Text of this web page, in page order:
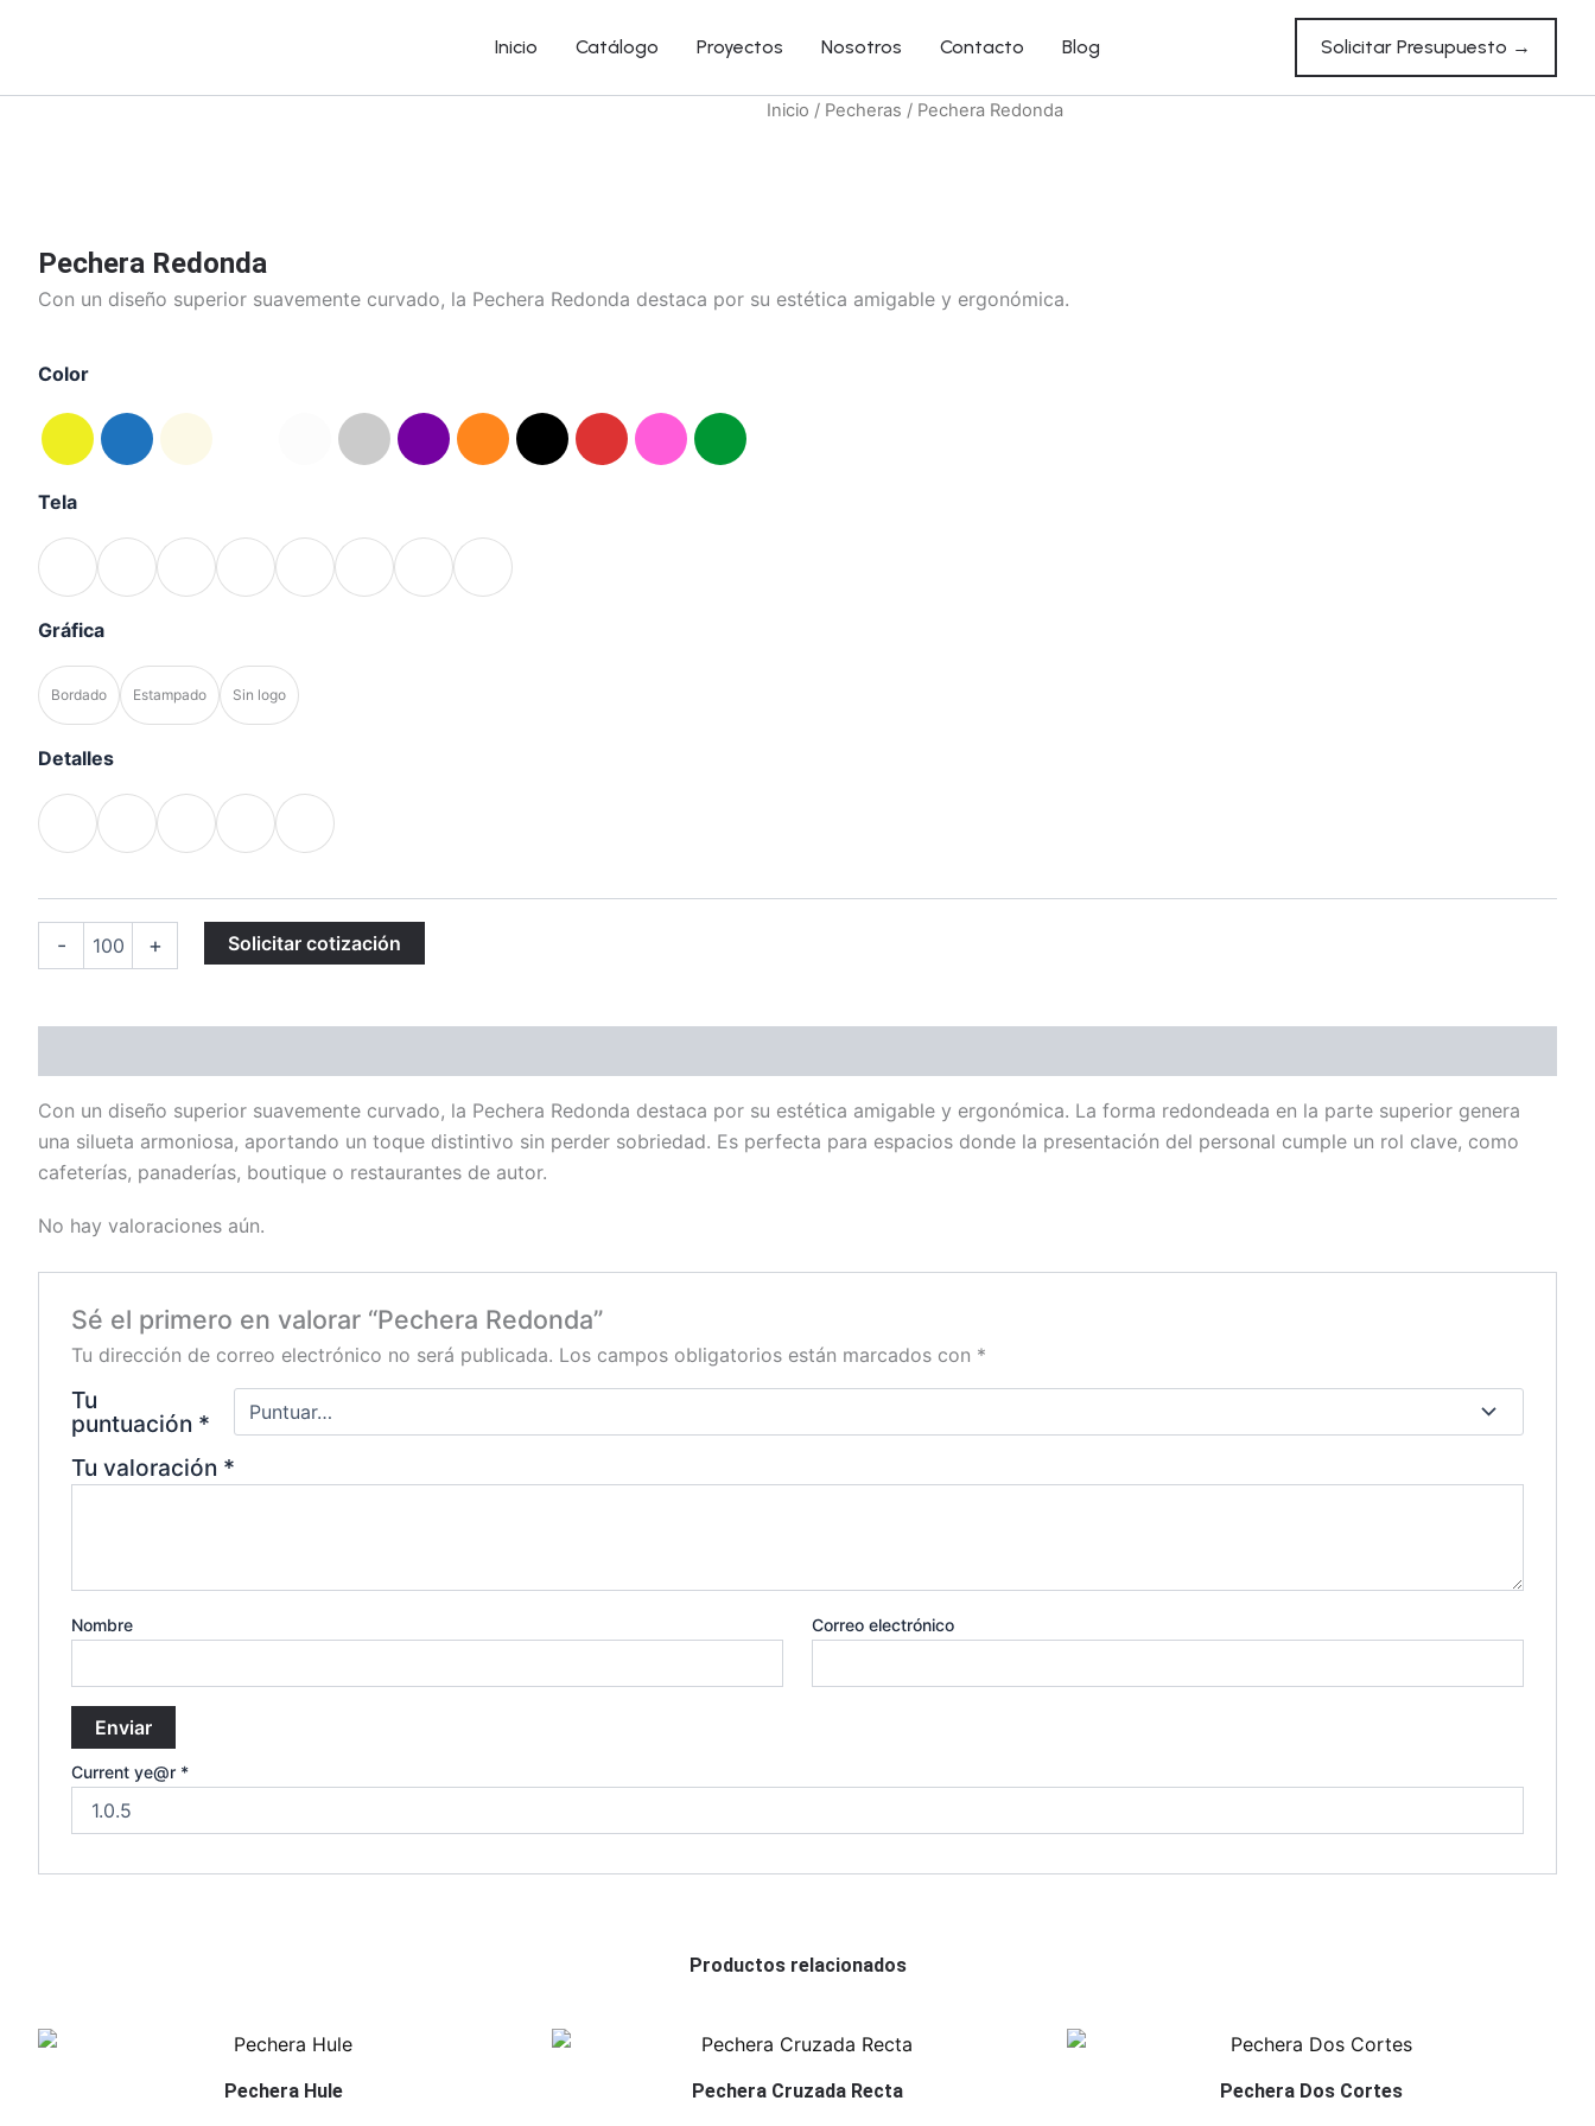
Inicio Catálogo Proyectos Nosotros Contacto Blog Solicitar Presupuesto →
Inicio / Pecheras / Pechera Redonda
Pechera Redonda
Con un diseño superior suavemente curvado, la Pechera Redonda destaca por su estética amigable y ergonómica.
Color
Tela
Gráfica
Bordado Estampado Sin logo
Detalles
- + Solicitar cotización
Con un diseño superior suavemente curvado, la Pechera Redonda destaca por su estética amigable y ergonómica. La forma redondeada en la parte superior genera
una silueta armoniosa, aportando un toque distintivo sin perder sobriedad. Es perfecta para espacios donde la presentación del personal cumple un rol clave, como
cafeterías, panaderías, boutique o restaurantes de autor.
No hay valoraciones aún.
Sé el primero en valorar “Pechera Redonda”
Tu dirección de correo electrónico no será publicada. Los campos obligatorios están marcados con *
Tu
puntuación *
Tu valoración *
Nombre Correo electrónico
Current ye@r *
Productos relacionados
Pechera Hule Pechera Cruzada Recta Pechera Dos Cortes